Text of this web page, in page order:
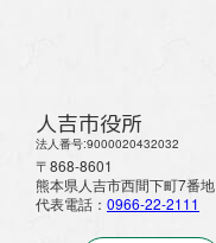
人吉市役所
法人番号:9000020432032
〒868-8601
熊本県人吉市西間下町7番地
代表電話： 0966-22-2111